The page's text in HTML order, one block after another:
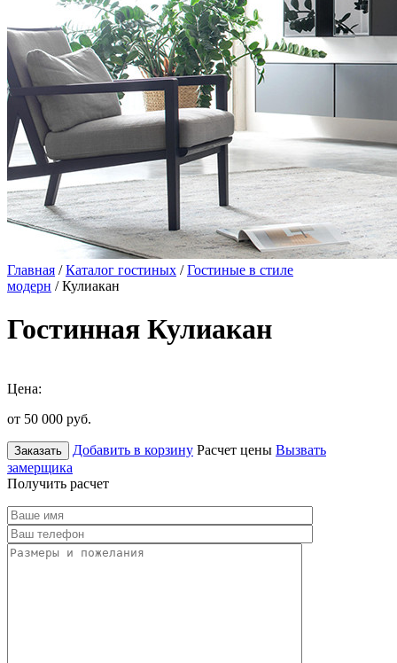
Главная /Каталог гостиных /Гостиные в стиле
модерн / Кулиакан
Гостинная Кулиакан
Цена:
от 50 000 руб.
Заказать Добавить в корзину Расчет цены Вызвать
замерщика
Получить расчет